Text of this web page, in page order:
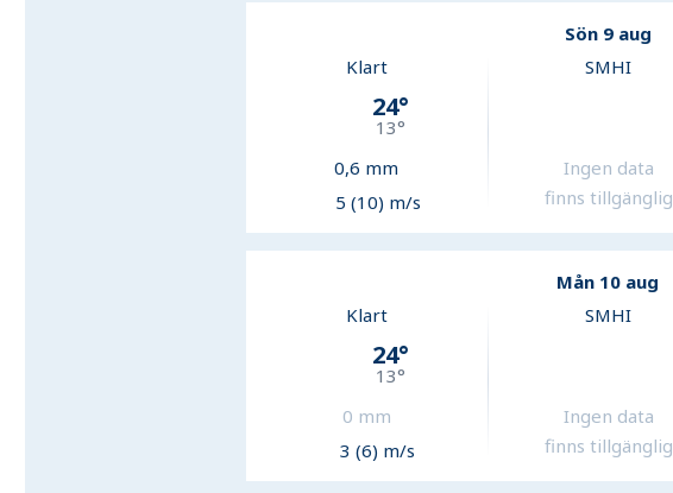
Sön 9 aug
Klart
24°
13°
0,6 mm
5 (10) m/s
SMHI
Ingen data
finns tillgänglig
Mån 10 aug
Klart
24°
13°
0 mm
3 (6) m/s
SMHI
Ingen data
finns tillgänglig